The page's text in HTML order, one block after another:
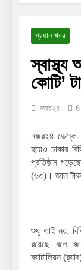
প্রধান খবর
স্বাস্থ্য
কোটি’
নজর২৪
নজর২৪ ডেস্ক-
হয়েও ঢাকার
প্রতিষ্ঠান
(৬৩)। জাল
শুধু তাই নয়,
রয়েছে বলে
ব্যাটালিয়ন